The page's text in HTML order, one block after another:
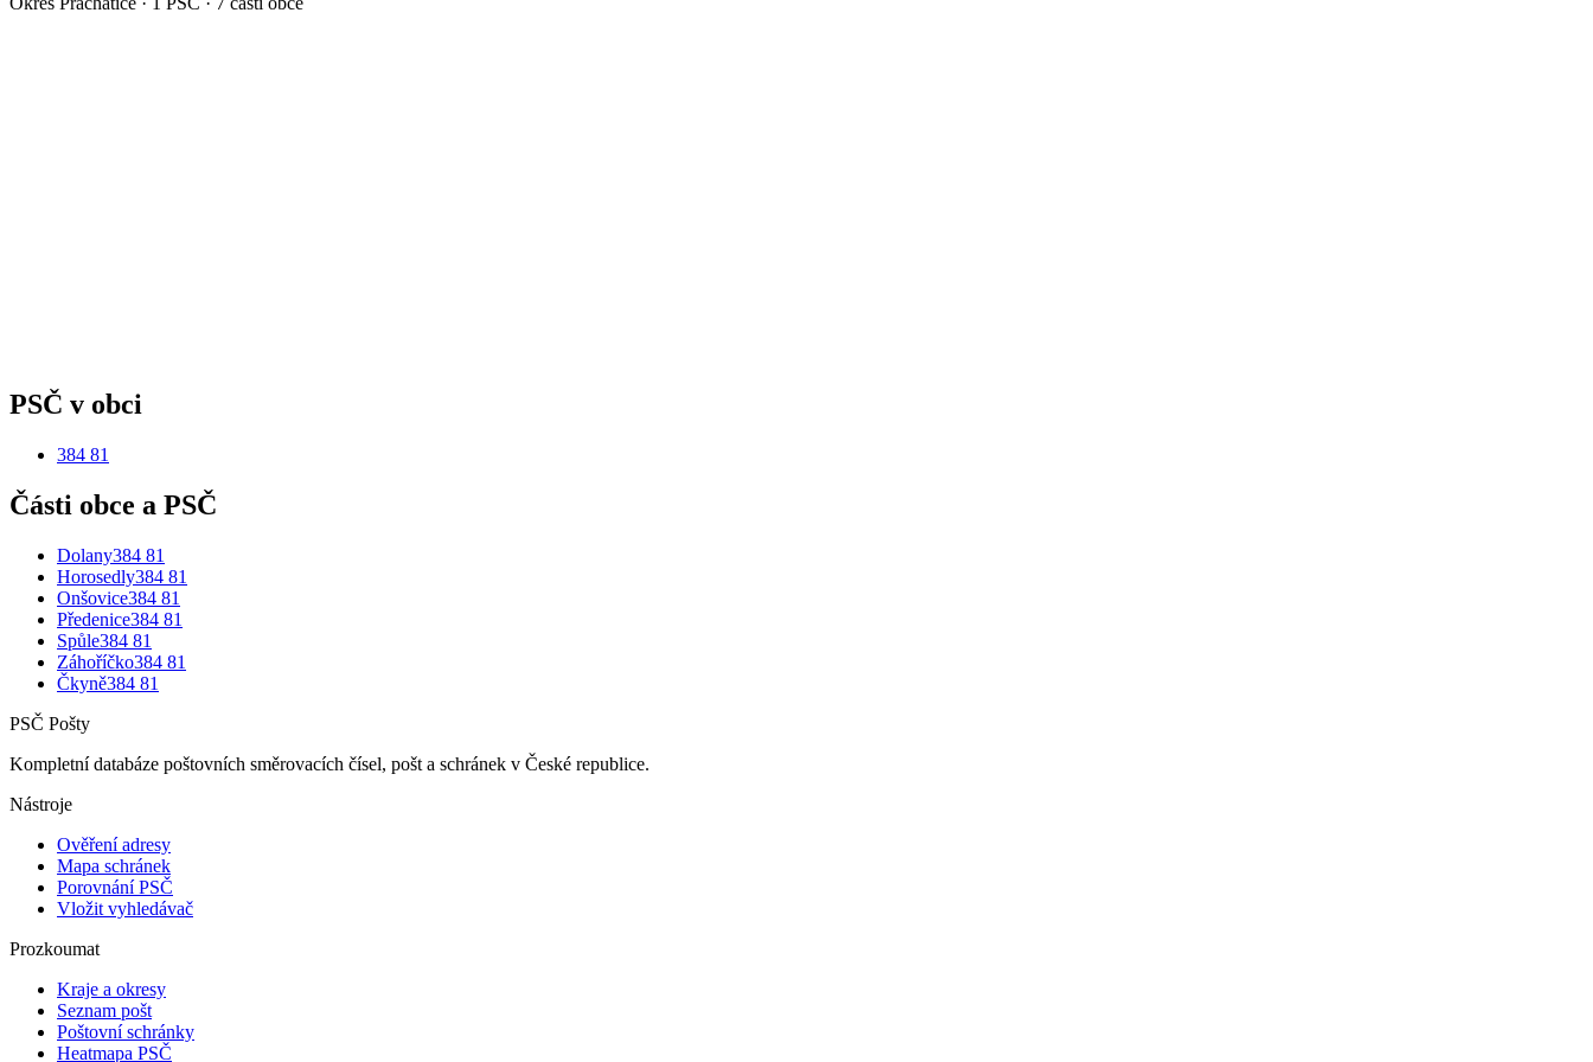
PSČ v obci
384 81
Části obce a PSČ
Dolany384 81
Horosedly384 81
Onšovice384 81
Předenice384 81
Spůle384 81
Záhoříčko384 81
Čkyně384 81
PSČ Pošty
Kompletní databáze poštovních směrovacích čísel, pošt a schránek v České republice.
Nástroje
Ověření adresy
Mapa schránek
Porovnání PSČ
Vložit vyhledávač
Prozkoumat
Kraje a okresy
Seznam pošt
Poštovní schránky
Heatmapa PSČ